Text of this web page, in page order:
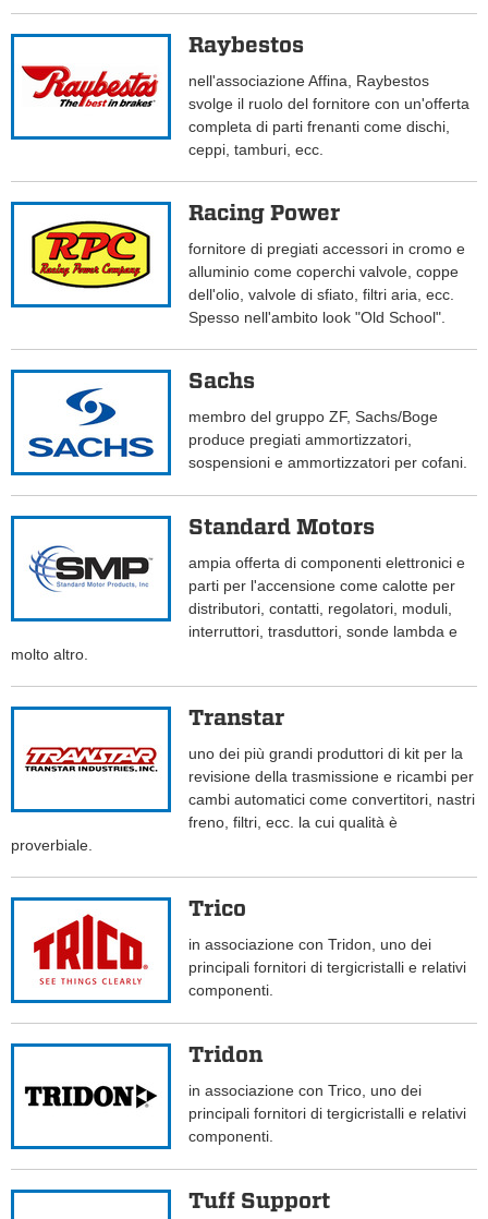
Raybestos
nell'associazione Affina, Raybestos
svolge il ruolo del fornitore con un'offerta
completa di parti frenanti come dischi,
ceppi, tamburi, ecc.
Racing Power
fornitore di pregiati accessori in cromo e
alluminio come coperchi valvole, coppe
dell'olio, valvole di sfiato, filtri aria, ecc.
Spesso nell'ambito look "Old School".
Sachs
membro del gruppo ZF, Sachs/Boge
produce pregiati ammortizzatori,
sospensioni e ammortizzatori per cofani.
Standard Motors
ampia offerta di componenti elettronici e
parti per l'accensione come calotte per
distributori, contatti, regolatori, moduli,
interruttori, trasduttori, sonde lambda e
molto altro.
Transtar
uno dei più grandi produttori di kit per la
revisione della trasmissione e ricambi per
cambi automatici come convertitori, nastri
freno, filtri, ecc. la cui qualità è
proverbiale.
Trico
in associazione con Tridon, uno dei
principali fornitori di tergicristalli e relativi
componenti.
Tridon
in associazione con Trico, uno dei
principali fornitori di tergicristalli e relativi
componenti.
Tuff Support